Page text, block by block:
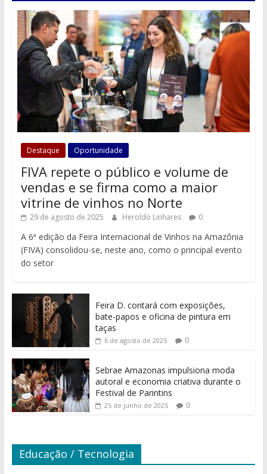
Destaque Oportunidade
FIVA repete o público e volume de
vendas e se firma como a maior
vitrine de vinhos no Norte
29 de agosto de 2025 Heroldo Linhares 0
A 6ª edição da Feira Internacional de Vinhos na Amazônia
(FIVA) consolidou-se, neste ano, como o principal evento
do setor
Feira D. contará com exposições,
bate-papos e oficina de pintura em
taças
6 de agosto de 2025 0
Sebrae Amazonas impulsiona moda
autoral e economia criativa durante o
Festival de Parintins
25 de junho de 2025 0
Educação / Tecnologia